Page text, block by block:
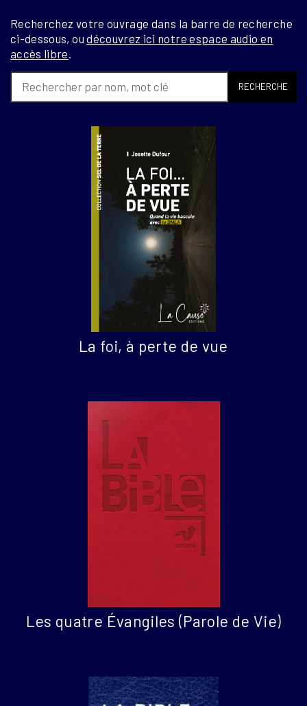
Recherchez votre ouvrage dans la barre de recherche
ci-dessous, oudécouvrez ici notre espace audio en
accès libre
RECHERCHE
La foi, à perte de vue
Les quatre Évangiles (Parole de Vie)